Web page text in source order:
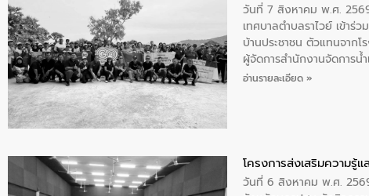
วันที่ 7 สิงหาคม พ.ศ.
เทศบาลตำบลราไวย์ เข้าร่
บ้านประชาชน ตัวแทนจาก
ผู้จัดการสำนักงานจัดการน้
บริเวณแหลมพรหมเทพ หมู่
อ่านรายละเอียด »
โครงการส่งเสริมความรู้
วันที่ 6 สิงหาคม พ.ศ.